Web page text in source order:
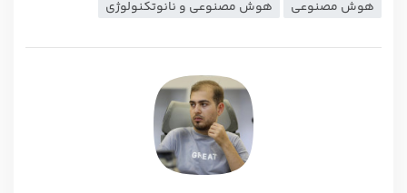
هوش مصنوعی
هوش مصنوعی و نانوتکنولوژی